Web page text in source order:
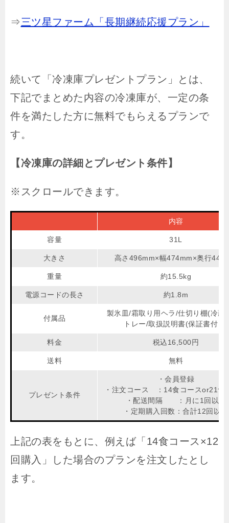
⇒三ツ星ファーム「長期継続応援プラン」
続いて「冷凍庫プレゼントプラン」とは、
下記でまとめた内容の冷凍庫が、一定の条
件を満たした方に無料でもらえるプランで
す。
【冷凍庫の詳細とプレゼント条件】
内容
容量 31L
大きさ 高さ496mm×幅474mm×奥行
重量 約15.5kg
電源コードの長さ 約1.8m
付属品
製氷皿/霜取り用ヘラ/仕切り棚(冷蔵
トレー/取扱説明書(保証書付き)
料金 税込16,500円
送料 無料
プレゼント条件
・会員登録
・注文コース ：14食コースor21食
・配送間隔 ：月に1回以上
・定期購入回数：合計12回以上
上記の表をもとに、例えば「14食コース×12
回購入」した場合のプランを注文したとし
ます。